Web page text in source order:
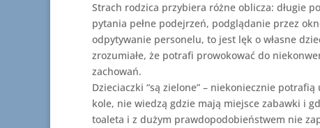
Strach rodzica przybiera różne oblicza: długie
pytania pełne podejrzeń, podglądanie przez
odpytywanie personelu, to jest lęk o własne
zrozumiałe, że potrafi prowokować do
zachowań.
Dzieciaczki “są zielone” – niekoniecznie potrafią
kole, nie wiedzą gdzie mają miejsce zabawki i
toaleta i z dużym prawdopodobieństwem nie